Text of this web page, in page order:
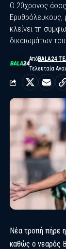
Ο 20χρονος
Ερυθρόλευκους,
κλείνει τη
δικαιωμάτων
Τελευταία
ΑπόBALA24
Νέα τροπή πήρε
καθώς ο νεαρός